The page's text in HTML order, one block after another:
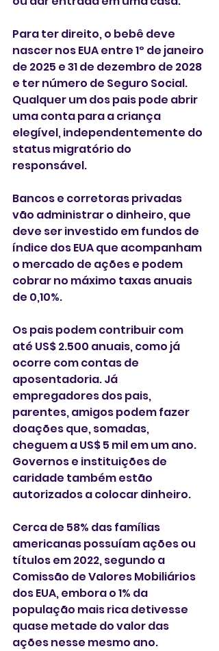
Para ter direito, o bebê deve
nascer nos EUA entre 1º de janeiro
de 2025 e 31 de dezembro de 2028
e ter número de Seguro Social.
Qualquer um dos pais pode abrir
uma conta para a criança
elegível, independentemente do
status migratório do
responsável.
Bancos e corretoras privadas
vão administrar o dinheiro, que
deve ser investido em fundos de
índice dos EUA que acompanham
o mercado de ações e podem
cobrar no máximo taxas anuais
de 0,10%.
Os pais podem contribuir com
até US$ 2.500 anuais, como já
ocorre com contas de
aposentadoria. Já
empregadores dos pais,
parentes, amigos podem fazer
doações que, somadas,
cheguem a US$ 5 mil em um ano.
Governos e instituições de
caridade também estão
autorizados a colocar dinheiro.
Cerca de 58% das famílias
americanas possuíam ações ou
títulos em 2022, segundo a
Comissão de Valores Mobiliários
dos EUA, embora o 1% da
população mais rica detivesse
quase metade do valor das
ações nesse mesmo ano.